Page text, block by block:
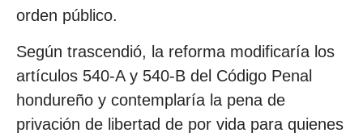
orden público.
Según trascendió, la reforma modificaría los
artículos 540-A y 540-B del Código Penal
hondureño y contemplaría la pena de
privación de libertad de por vida para quienes